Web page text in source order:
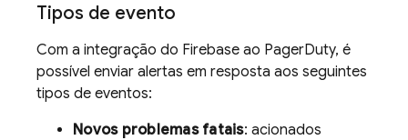
Tipos de evento
Com a integração do Firebase ao PagerDuty, é
possível enviar alertas em resposta aos seguintes
tipos de eventos:
Novos problemas fatais: acionados